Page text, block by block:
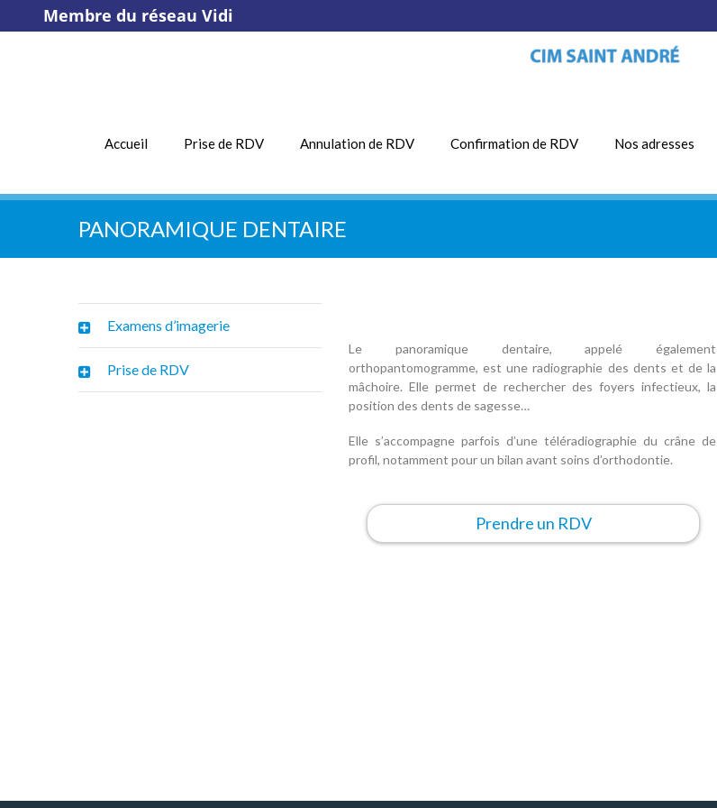
Membre du réseau Vidi
Accueil Prise de RDV Annulation de RDV Confirmation de RDV Nos adresses
PANORAMIQUE DENTAIRE
Examens d’imagerie
Prise de RDV
Le panoramique dentaire, appelé également
orthopantomogramme, est une radiographie des dents et de la
mâchoire. Elle permet de rechercher des foyers infectieux, la
position des dents de sagesse…
Elle s’accompagne parfois d’une téléradiographie du crâne de
profil, notamment pour un bilan avant soins d’orthodontie.
Prendre un RDV